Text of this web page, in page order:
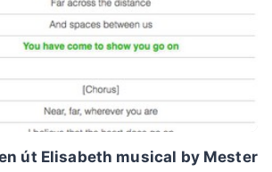
út Elisabeth musical by Mester